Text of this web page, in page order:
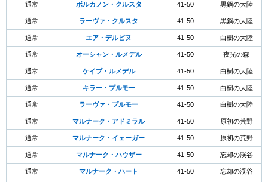
通常 ボルカノン・クルスタ 41-50 黒鋼の大陸
通常 ラーヴァ・クルスタ 41-50 黒鋼の大陸
通常 エア・デルピヌ 41-50 白樹の大陸
通常 オーシャン・ルメデル 41-50 夜光の森
通常 ケイブ・ルメデル 41-50 白樹の大陸
通常 キラー・プルモー 41-50 白樹の大陸
通常 ラーヴァ・プルモー 41-50 白樹の大陸
通常 マルナーク・アドミラル 41-50 原初の荒野
通常 マルナーク・イェーガー 41-50 原初の荒野
通常 マルナーク・ハウザー 41-50 忘却の渓谷
通常 マルナーク・ハート 41-50 忘却の渓谷